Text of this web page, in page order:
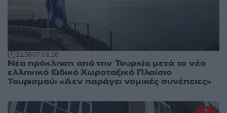
21:5807.08.26
Νέα πρόκληση από την Τουρκία μετά το νέο
ελληνικό Ειδικό Χωροταξικό Πλαίσιο
Τουρισμού: «Δεν παράγει νομικές συνέπειες»